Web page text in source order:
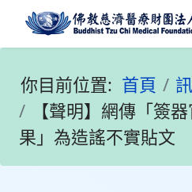
你目前位置: 首頁
【聲明】網傳「簽
果」為造謠不實貼文